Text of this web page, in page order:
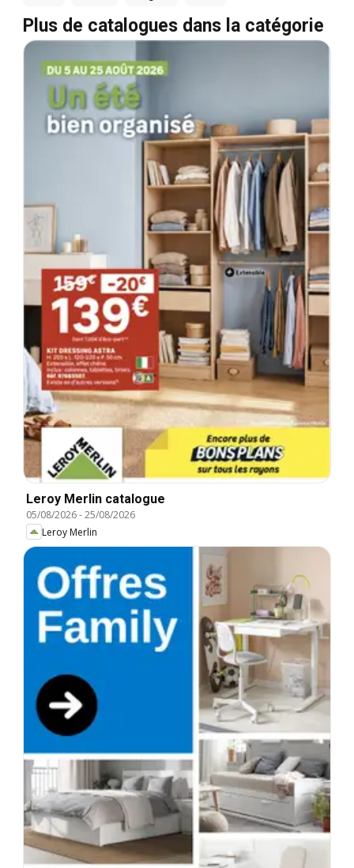
Plus de catalogues dans la catégorie
Leroy Merlin catalogue
05/08/2026-25/08/2026
Leroy Merlin